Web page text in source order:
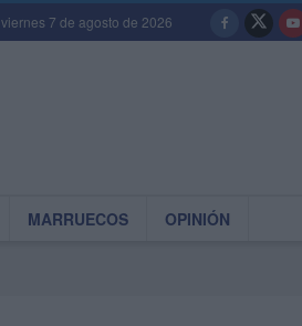
viernes 7 de agosto de 2026
MARRUECOS OPINIÓN